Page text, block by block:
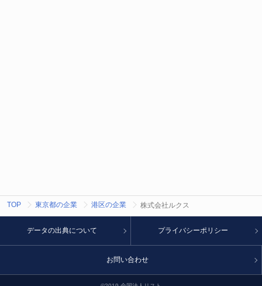
TOP 東京都の企業 港区の企業 株式会社ルクス
データの出典について プライバシーポリシー
お問い合わせ